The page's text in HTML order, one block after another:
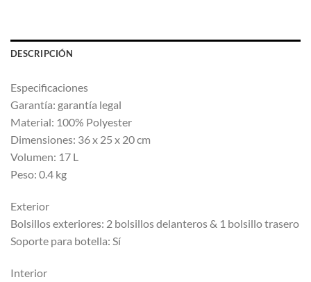
DESCRIPCIÓN
Especificaciones
Garantía: garantía legal
Material: 100% Polyester
Dimensiones: 36 x 25 x 20 cm
Volumen: 17 L
Peso: 0.4 kg
Exterior
Bolsillos exteriores: 2 bolsillos delanteros & 1 bolsillo trasero
Soporte para botella: Sí
Interior